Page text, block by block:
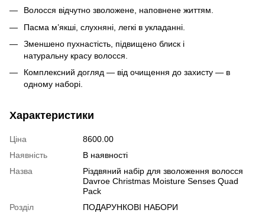
Волосся відчутно зволожене, наповнене життям.
Пасма м’якші, слухняні, легкі в укладанні.
Зменшено пухнастість, підвищено блиск і
натуральну красу волосся.
Комплексний догляд — від очищення до захисту — в
одному наборі.
Характеристики
Ціна
8600.00
Наявність
В наявності
Назва
Різдвяний набір для зволоження волосся
Davroe Christmas Moisture Senses Quad
Pack
Розділ
ПОДАРУНКОВІ НАБОРИ